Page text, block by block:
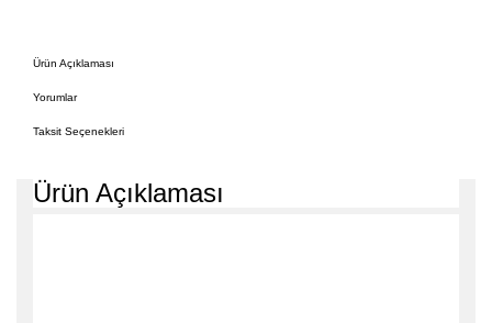
Ürün Açıklaması
Yorumlar
Taksit Seçenekleri
Ürün Açıklaması